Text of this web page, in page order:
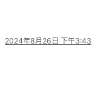
2024年8月26日 下午3:43